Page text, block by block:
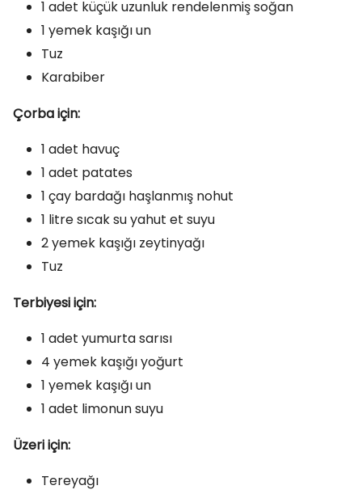
1 adet küçük uzunluk rendelenmiş soğan
1 yemek kaşığı un
Tuz
Karabiber
Çorba için:
1 adet havuç
1 adet patates
1 çay bardağı haşlanmış nohut
1 litre sıcak su yahut et suyu
2 yemek kaşığı zeytinyağı
Tuz
Terbiyesi için:
1 adet yumurta sarısı
4 yemek kaşığı yoğurt
1 yemek kaşığı un
1 adet limonun suyu
Üzeri için:
Tereyağı